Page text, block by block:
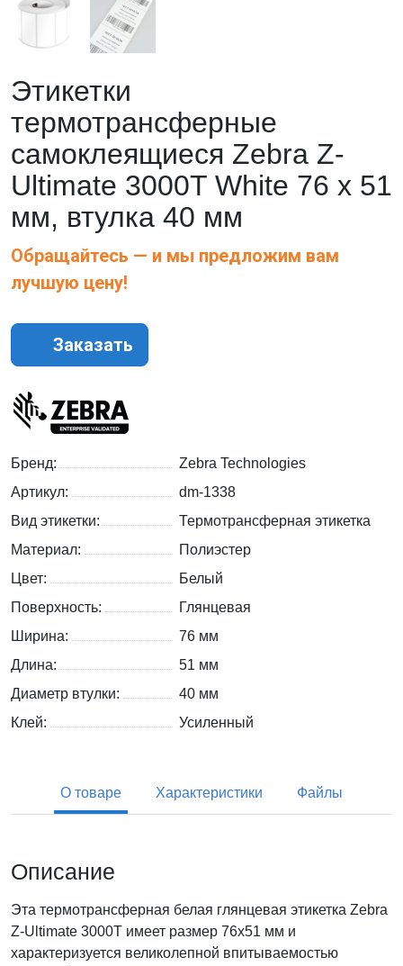
Этикетки
термотрансферные
самоклеящиеся Zebra Z-
Ultimate 3000T White 76 x 51
мм, втулка 40 мм
Обращайтесь — и мы предложим вам
лучшую цену!
Заказать
Бренд:
Zebra Technologies
Артикул:
dm-1338
Вид этикетки:
Термотрансферная этикетка
Материал:
Полиэстер
Цвет:
Белый
Поверхность:
Глянцевая
Ширина:
76 мм
Длина:
51 мм
Диаметр втулки:
40 мм
Клей:
Усиленный
О товаре Характеристики Файлы
Описание
Эта термотрансферная белая глянцевая этикетка Zebra
Z-Ultimate 3000T имеет размер 76x51 мм и
характеризуется великолепной впитываемостью